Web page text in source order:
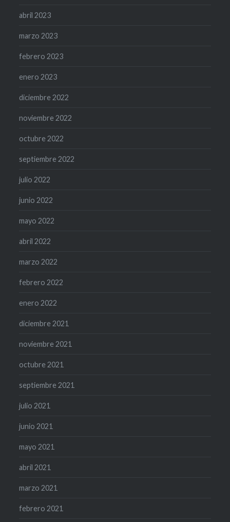
abril 2023
marzo 2023
febrero 2023
enero 2023
diciembre 2022
noviembre 2022
octubre 2022
septiembre 2022
julio 2022
junio 2022
mayo 2022
abril 2022
marzo 2022
febrero 2022
enero 2022
diciembre 2021
noviembre 2021
octubre 2021
septiembre 2021
julio 2021
junio 2021
mayo 2021
abril 2021
marzo 2021
febrero 2021